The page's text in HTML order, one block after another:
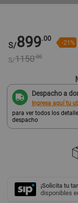
S/899.00 -21%
S/1150.00
Despacho a
Ingresa aquí tu
para ver todos los
despacho
¡Solicita tu
disponibles